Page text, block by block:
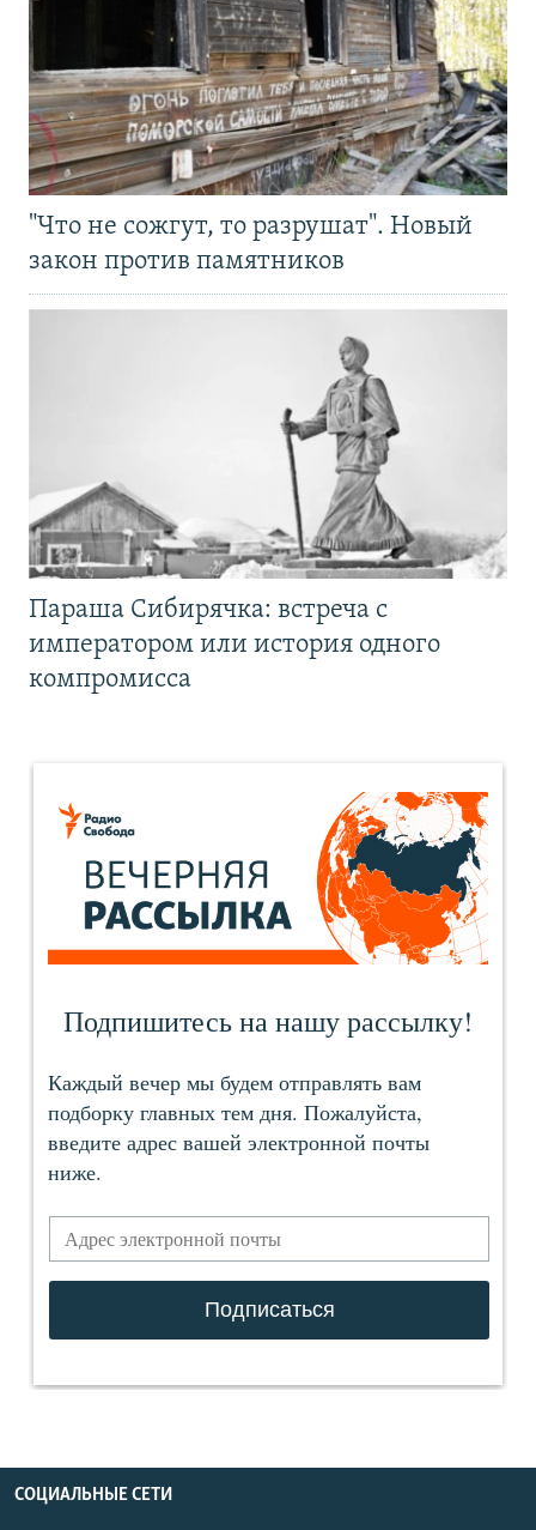
"Что не сожгут, то разрушат". Новый
закон против памятников
Параша Сибирячка: встреча с
императором или история одного
компромисса
СОЦИАЛЬНЫЕ СЕТИ